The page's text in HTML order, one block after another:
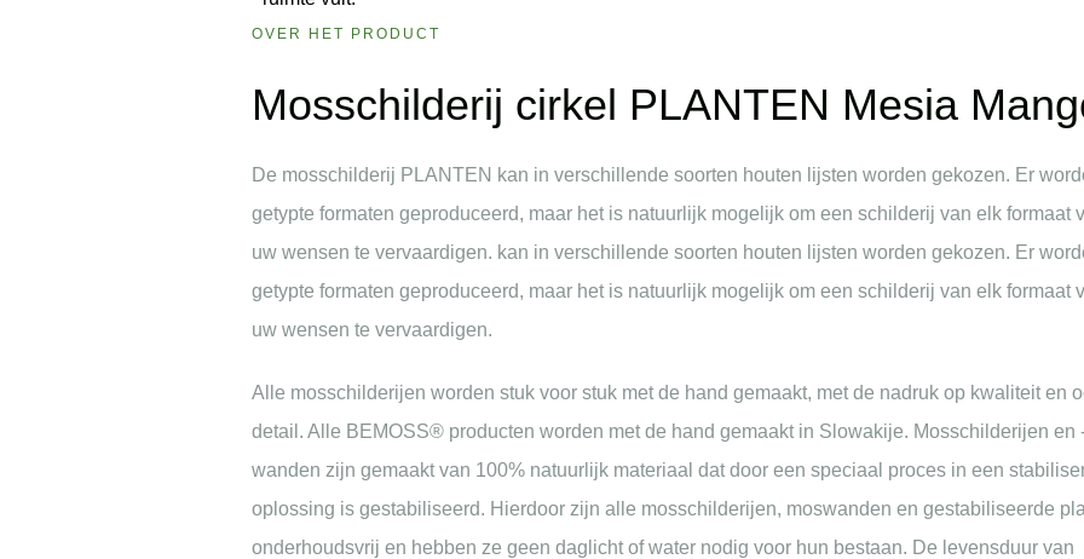
OVER HET PRODUCT
Mosschilderij cirkel PLANTEN Mesia
De mosschilderij PLANTEN kan in verschillende soorten houten lijsten worden gekozen. Er
getypte formaten geproduceerd, maar het is natuurlijk mogelijk om een schilderij van elk formaat
uw wensen te vervaardigen. kan in verschillende soorten houten lijsten worden gekozen. Er
getypte formaten geproduceerd, maar het is natuurlijk mogelijk om een schilderij van elk formaat
uw wensen te vervaardigen.
Alle mosschilderijen worden stuk voor stuk met de hand gemaakt, met de nadruk op kwaliteit en
detail. Alle BEMOSS® producten worden met de hand gemaakt in Slowakije. Mosschilderijen en
wanden zijn gemaakt van 100% natuurlijk materiaal dat door een speciaal proces in een
oplossing is gestabiliseerd. Hierdoor zijn alle mosschilderijen, moswanden en gestabiliseerde
onderhoudsvrij en hebben ze geen daglicht of water nodig voor hun bestaan. De levensduur van